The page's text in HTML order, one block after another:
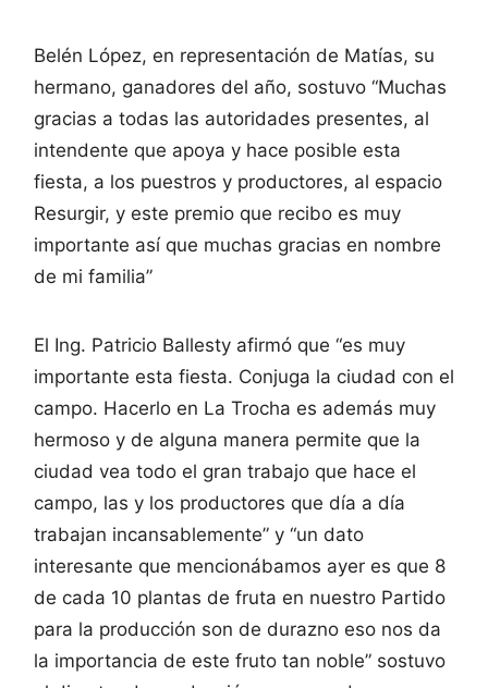
Belén López, en representación de Matías, su
hermano, ganadores del año, sostuvo “Muchas
gracias a todas las autoridades presentes, al
intendente que apoya y hace posible esta
fiesta, a los puestros y productores, al espacio
Resurgir, y este premio que recibo es muy
importante así que muchas gracias en nombre
de mi familia”
El Ing. Patricio Ballesty afirmó que “es muy
importante esta fiesta. Conjuga la ciudad con el
campo. Hacerlo en La Trocha es además muy
hermoso y de alguna manera permite que la
ciudad vea todo el gran trabajo que hace el
campo, las y los productores que día a día
trabajan incansablemente” y “un dato
interesante que mencionábamos ayer es que 8
de cada 10 plantas de fruta en nuestro Partido
para la producción son de durazno eso nos da
la importancia de este fruto tan noble” sostuvo